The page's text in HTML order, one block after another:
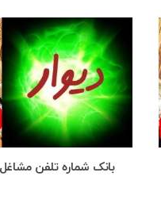
بانک شماره تلفن